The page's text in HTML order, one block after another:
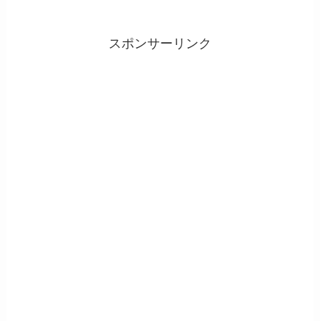
スポンサーリンク